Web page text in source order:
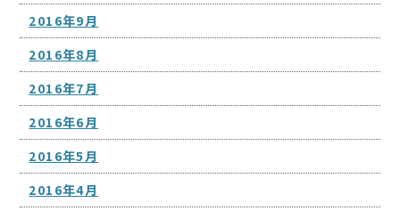
2016年9月
2016年8月
2016年7月
2016年6月
2016年5月
2016年4月